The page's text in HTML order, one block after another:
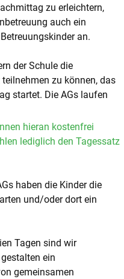
zu erleichtern,
auch ein
an.
der Schule die
zu können, das
startet. Die AGs laufen
hieran kostenfrei
lediglich den Tagessatz
haben die Kinder die
und/oder dort ein
Tagen sind wir
ein
gemeinsamen